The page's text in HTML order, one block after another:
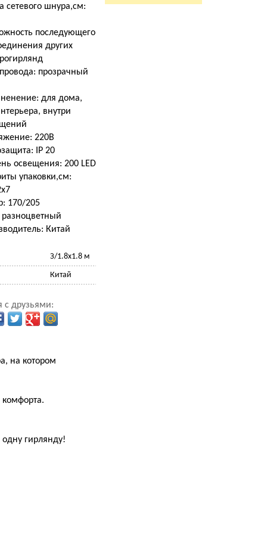
сетевого шнура,см:
последующего
других
прозрачный
для дома,
внутри
220В
IP 20
освещения: 200 LED
упаковки,см:
170/205
разноцветный
Китай
З/1.8х1.8 м
Китай
с друзьями:
на котором
гирлянду!